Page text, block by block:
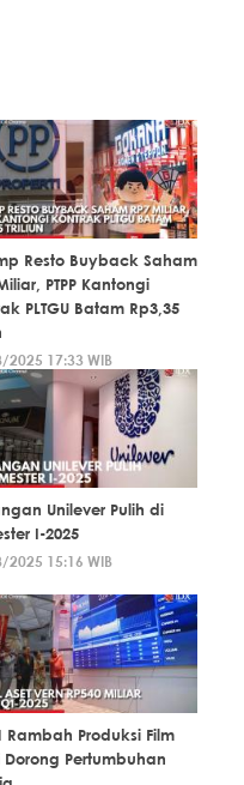
Resto Buyback Saham
PTPP Kantongi
PLTGU Batam Rp3,35
2025 17:33 WIB
Unilever Pulih di
I-2025
2025 15:16 WIB
Rambah Produksi Film
Pertumbuhan